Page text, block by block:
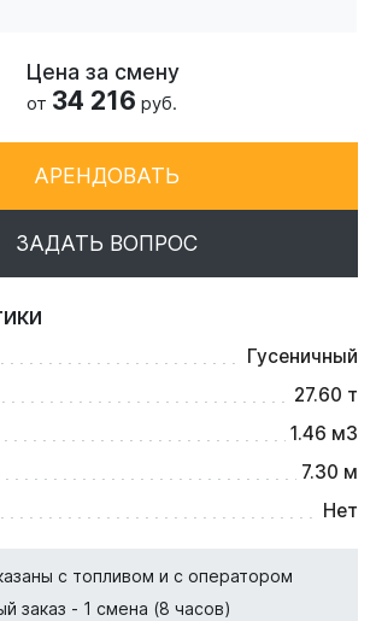
Цена за смену
от 34 216 руб.
АРЕНДОВАТЬ
ЗАДАТЬ ВОПРОС
Гусеничный
27.60 т
1.46 м3
7.30 м
Нет
с топливом и с оператором
заказ - 1 смена (8 часов)